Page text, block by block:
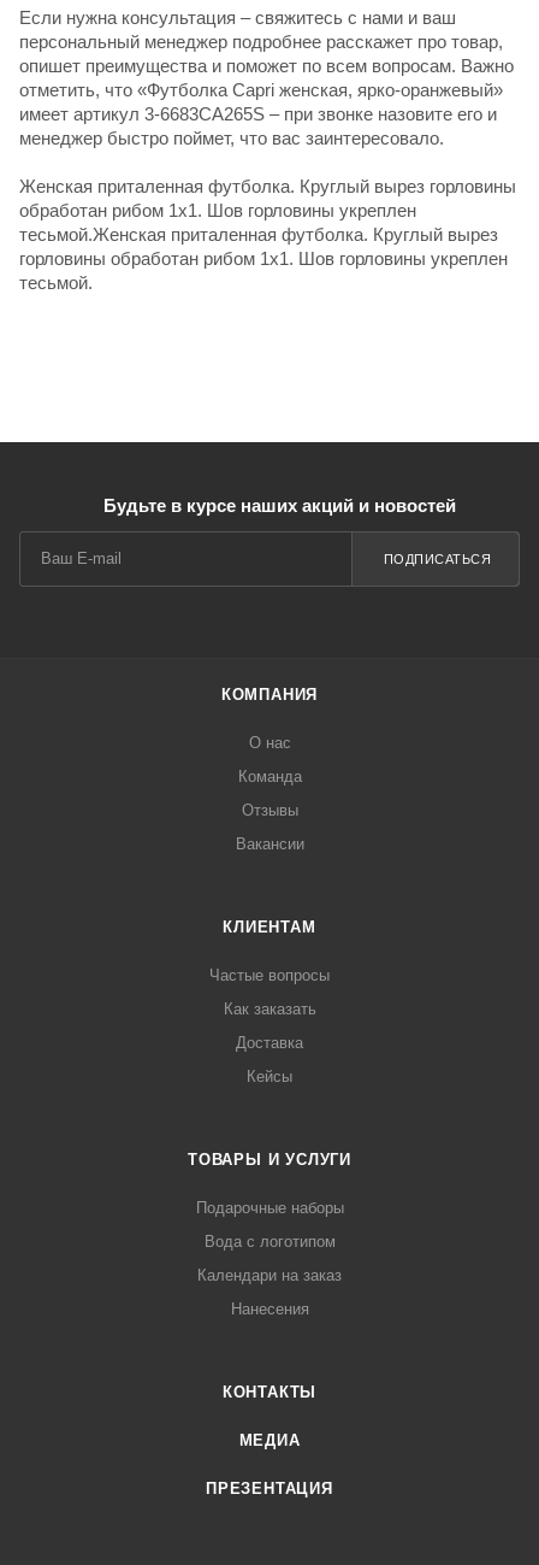
Если нужна консультация – свяжитесь с нами и ваш
персональный менеджер подробнее расскажет про товар,
опишет преимущества и поможет по всем вопросам. Важно
отметить, что «Футболка Capri женская, ярко-оранжевый»
имеет артикул 3-6683CA265S – при звонке назовите его и
менеджер быстро поймет, что вас заинтересовало.
Женская приталенная футболка. Круглый вырез горловины
обработан рибом 1х1. Шов горловины укреплен
тесьмой.Женская приталенная футболка. Круглый вырез
горловины обработан рибом 1х1. Шов горловины укреплен
тесьмой.
Будьте в курсе наших акций и новостей
ПОДПИСАТЬСЯ
КОМПАНИЯ
О нас
Команда
Отзывы
Вакансии
КЛИЕНТАМ
Частые вопросы
Как заказать
Доставка
Кейсы
ТОВАРЫ И УСЛУГИ
Подарочные наборы
Вода с логотипом
Календари на заказ
Нанесения
КОНТАКТЫ
МЕДИА
ПРЕЗЕНТАЦИЯ